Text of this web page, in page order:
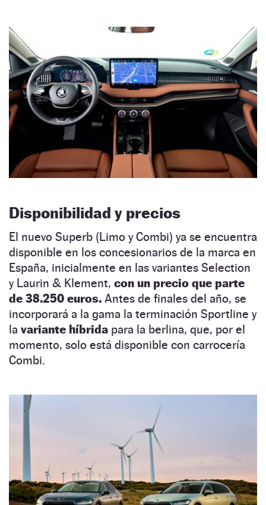
Disponibilidad y precios
El nuevo Superb (Limo y Combi) ya se encuentra
disponible en los concesionarios de la marca en
España, inicialmente en las variantes Selection
y Laurin & Klement, con un precio que parte
de 38.250 euros. Antes de finales del año, se
incorporará a la gama la terminación Sportline y
la variante híbrida para la berlina, que, por el
momento, solo está disponible con carrocería
Combi.